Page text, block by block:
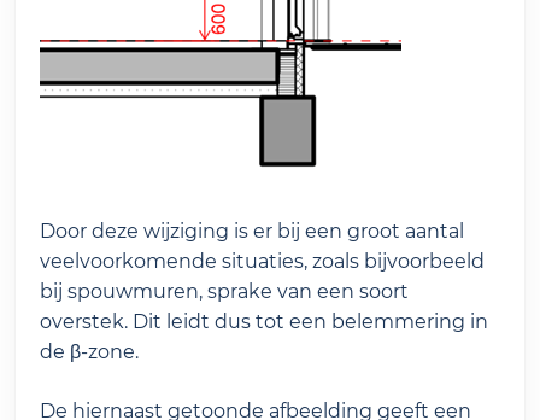
Door deze wijziging is er bij een groot aantal
veelvoorkomende situaties, zoals bijvoorbeeld
bij spouwmuren, sprake van een soort
overstek. Dit leidt dus tot een belemmering in
de β-zone.
De hiernaast getoonde afbeelding geeft een